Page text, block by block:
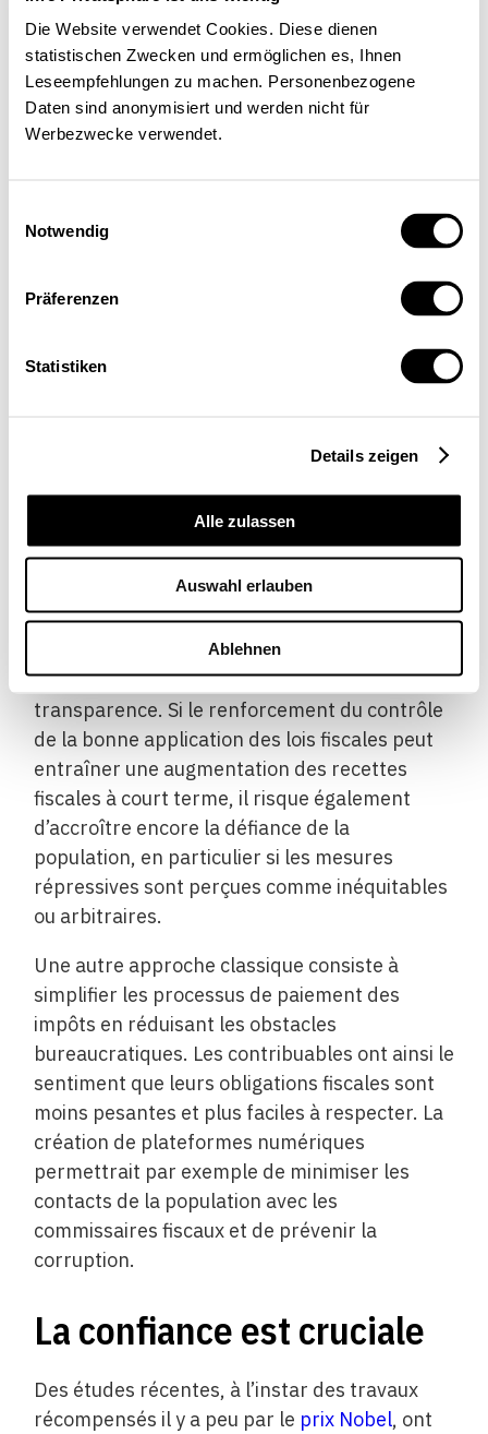
Die Website verwendet Cookies. Diese dienen
statistischen Zwecken und ermöglichen es, Ihnen
Leseempfehlungen zu machen. Personenbezogene
Daten sind anonymisiert und werden nicht für
Werbezwecke verwendet.
Notwendig
Präferenzen
Statistiken
Details zeigen
Alle zulassen
Auswahl erlauben
Ablehnen
2010 2022
Améliorer la conformité
Jusqu’à présent, les approches traditionnelles
autrement dit le respect des obligations
l’application des législations en la matière, ce
qui implique de surveiller plus étroitement les
contribuables et de punir plus sévèrement les
infractions. Dans les pays en développement,
ce type d’approche ne fonctionne que
partiellement, car les autorités fiscales elles-
mêmes tirent profit du manque de
transparence. Si le renforcement du contrôle
de la bonne application des lois fiscales peut
entraîner une augmentation des recettes
fiscales à court terme, il risque également
d’accroître encore la défiance de la
population, en particulier si les mesures
répressives sont perçues comme inéquitables
ou arbitraires.
Une autre approche classique consiste à
simplifier les processus de paiement des
impôts en réduisant les obstacles
bureaucratiques. Les contribuables ont ainsi le
sentiment que leurs obligations fiscales sont
moins pesantes et plus faciles à respecter. La
création de plateformes numériques
permettrait par exemple de minimiser les
contacts de la population avec les
commissaires fiscaux et de prévenir la
corruption.
La confiance est cruciale
Des études récentes, à l’instar des travaux
récompensés il y a peu par le prix Nobel, ont